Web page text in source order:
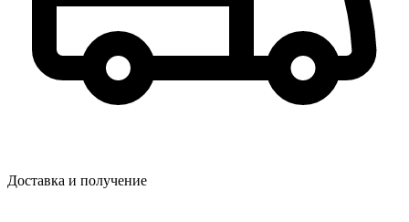
Доставка и получение